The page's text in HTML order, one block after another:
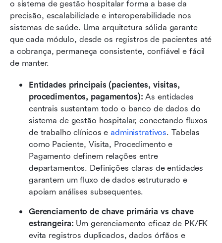
o sistema de gestão hospitalar forma a base da
precisão, escalabilidade e interoperabilidade nos
sistemas de saúde. Uma arquitetura sólida garante
que cada módulo, desde os registros de pacientes até
a cobrança, permaneça consistente, confiável e fácil
de manter.
Entidades principais (pacientes, visitas,
procedimentos, pagamentos): As entidades
centrais sustentam todo o banco de dados do
sistema de gestão hospitalar, conectando fluxos
de trabalho clínicos e administrativos. Tabelas
como Paciente, Visita, Procedimento e
Pagamento definem relações entre
departamentos. Definições claras de entidades
garantem um fluxo de dados estruturado e
apoiam análises subsequentes.
Gerenciamento de chave primária vs chave
estrangeira: Um gerenciamento eficaz de PK/FK
evita registros duplicados, dados órfãos e